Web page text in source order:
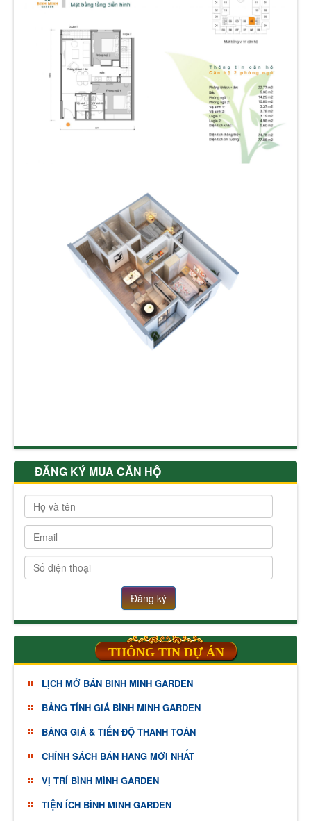
ĐĂNG KÝ MUA CĂN HỘ
Đăng ký
THÔNG TIN DỰ ÁN
LỊCH MỞ BÁN BÌNH MINH GARDEN
BẢNG TÍNH GIÁ BÌNH MINH GARDEN
BẢNG GIÁ & TIẾN ĐỘ THANH TOÁN
CHÍNH SÁCH BÁN HÀNG MỚI NHẤT
VỊ TRÍ BÌNH MÌNH GARDEN
TIỆN ÍCH BÌNH MINH GARDEN